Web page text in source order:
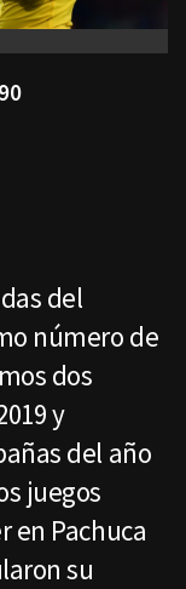
del
número de
dos
y
del año
juegos
en Pachuca
su